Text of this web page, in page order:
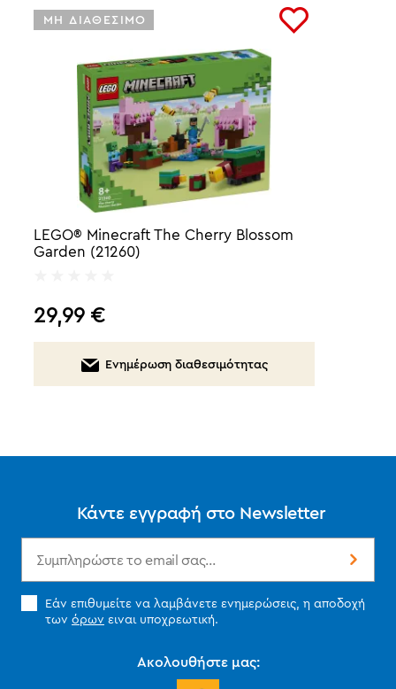
ΜΗ ΔΙΑΘΕΣΙΜΟ
LEGO® Minecraft The Cherry Blossom
Garden (21260)
29,99 €
Ενημέρωση διαθεσιμότητας
Κάντε εγγραφή στο Newsletter
Εάν επιθυμείτε να λαμβάνετε ενημερώσεις, η αποδοχή
των όρων ειναι υποχρεωτική.
Ακολουθήστε μας: